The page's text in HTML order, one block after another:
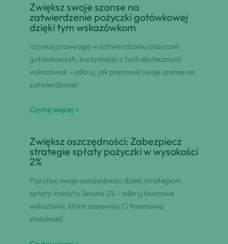
Zwiększ swoje szanse na
zatwierdzenie pożyczki gotówkowej
dzięki tym wskazówkom
Uzyskaj przewagę w zatwierdzaniu pożyczek
gotówkowych, korzystając z tych skutecznych
wskazówek - odkryj, jak poprawić swoje szanse na
zatwierdzenie!
Czytaj więcej >
Zwiększ oszczędności: Zabezpiecz
strategie spłaty pożyczki w wysokości
2%
Pożytkuj swoje oszczędności dzięki strategiom
spłaty kredytu Secure 2% - odkryj kluczowe
wskazówki, które zapewnią Ci finansową
stabilność.